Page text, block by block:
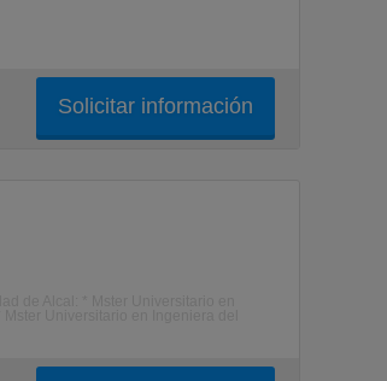
Solicitar información